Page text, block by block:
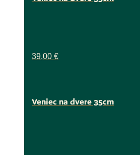
39,00 €
Veniec na dvere 35cm